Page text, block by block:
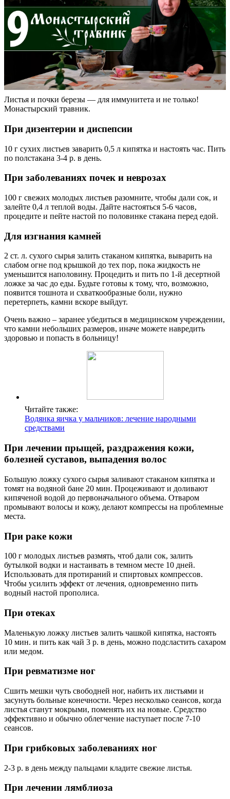
Листья и почки березы — для иммунитета и не только!
Монастырский травник.
При дизентерии и диспепсии
10 г сухих листьев заварить 0,5 л кипятка и настоять час. Пить
по полстакана 3-4 р. в день.
При заболеваниях почек и неврозах
100 г свежих молодых листьев разомните, чтобы дали сок, и
залейте 0,4 л теплой воды. Дайте настояться 5-6 часов,
процедите и пейте настой по половинке стакана перед едой.
Для изгнания камней
2 ст. л. сухого сырья залить стаканом кипятка, выварить на
слабом огне под крышкой до тех пор, пока жидкость не
уменьшится наполовину. Процедить и пить по 1-й десертной
ложке за час до еды. Будьте готовы к тому, что, возможно,
появится тошнота и схваткообразные боли, нужно
перетерпеть, камни вскоре выйдут.
Очень важно – заранее убедиться в медицинском учреждении,
что камни небольших размеров, иначе можете навредить
здоровью и попасть в больницу!
Читайте также:
Водянка яичка у мальчиков: лечение народными
средствами
При лечении прыщей, раздражения кожи,
болезней суставов, выпадения волос
Большую ложку сухого сырья заливают стаканом кипятка и
томят на водяной бане 20 мин. Процеживают и доливают
кипяченой водой до первоначального объема. Отваром
промывают волосы и кожу, делают компрессы на проблемные
места.
При раке кожи
100 г молодых листьев размять, чтоб дали сок, залить
бутылкой водки и настаивать в темном месте 10 дней.
Использовать для протираний и спиртовых компрессов.
Чтобы усилить эффект от лечения, одновременно пить
водный настой прополиса.
При отеках
Маленькую ложку листьев залить чашкой кипятка, настоять
10 мин. и пить как чай 3 р. в день, можно подсластить сахаром
или медом.
При ревматизме ног
Сшить мешки чуть свободней ног, набить их листьями и
засунуть больные конечности. Через несколько сеансов, когда
листья станут мокрыми, поменять их на новые. Средство
эффективно и обычно облегчение наступает после 7-10
сеансов.
При грибковых заболеваниях ног
2-3 р. в день между пальцами кладите свежие листья.
При лечении лямблиоза